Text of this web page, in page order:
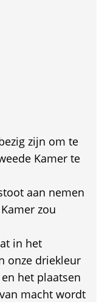
zijn om te
Kamer te
aan nemen
zou
in het
onze driekleur
het plaatsen
macht wordt